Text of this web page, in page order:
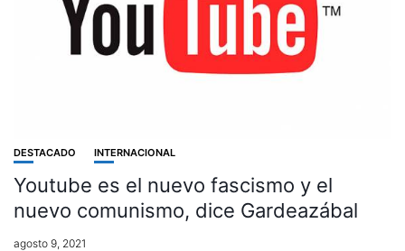
DESTACADO INTERNACIONAL
Youtube es el nuevo fascismo y el
nuevo comunismo, dice Gardeazábal
agosto 9, 2021